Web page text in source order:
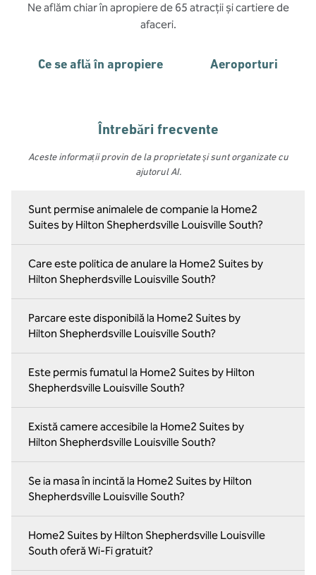
Ne aflăm chiar în apropiere de 65 atracții și cartiere de
afaceri.
Ce se află în apropiere Aeroporturi
Întrebări frecvente
Aceste informații provin de la proprietate și sunt organizate cu
ajutorul AI.
Sunt permise animalele de companie la Home2
Suites by Hilton Shepherdsville Louisville South?
Care este politica de anulare la Home2 Suites by
Hilton Shepherdsville Louisville South?
Parcare este disponibilă la Home2 Suites by
Hilton Shepherdsville Louisville South?
Este permis fumatul la Home2 Suites by Hilton
Shepherdsville Louisville South?
Există camere accesibile la Home2 Suites by
Hilton Shepherdsville Louisville South?
Se ia masa în incintă la Home2 Suites by Hilton
Shepherdsville Louisville South?
Home2 Suites by Hilton Shepherdsville Louisville
South oferă Wi-Fi gratuit?